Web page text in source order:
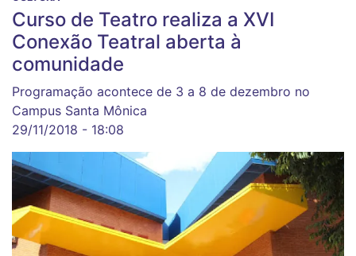
Curso de Teatro realiza a XVI
Conexão Teatral aberta à
comunidade
Programação acontece de 3 a 8 de dezembro no
Campus Santa Mônica
29/11/2018 - 18:08